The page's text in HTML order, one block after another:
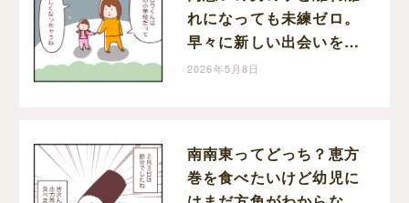
れになっても未練ゼロ。
早々に新しい出会いを待
つ切り替えの早い娘｜マ
2026年5月8日
南南東ってどっち？恵方
巻を食べたいけど幼児に